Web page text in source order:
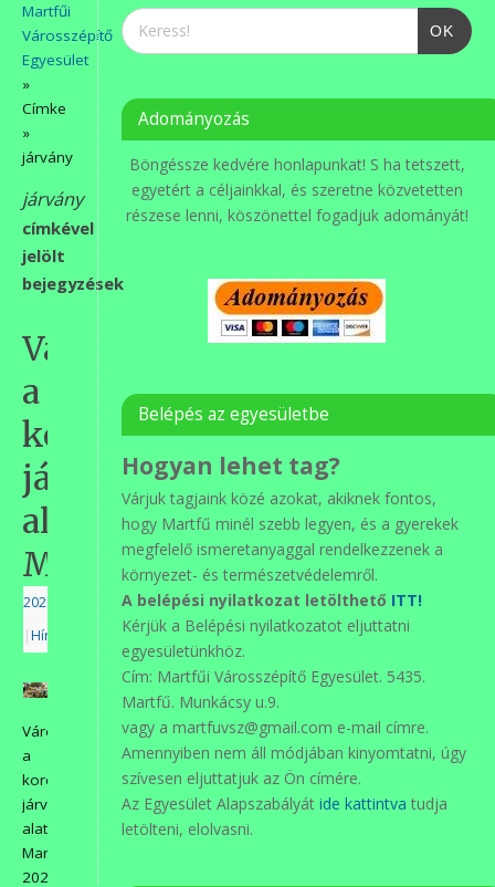
Martfűi
Városszépítő
Egyesület
»
Címke
»
járvány
járvány
címkével
jelölt
bejegyzések
Városszépítés
a
koronavírus
járvány
alatt
Martfűn
2020.05.09.
|Hírek
Városszépítés
a
koronavírus
járvány
alatt
Martfűn.
2020.
OK
Adományozás
Böngéssze kedvére honlapunkat! S ha tetszett,
egyetért a céljainkkal, és szeretne közvetetten
részese lenni, köszönettel fogadjuk adományát!
Belépés az egyesületbe
Hogyan lehet tag?
Várjuk tagjaink közé azokat, akiknek fontos,
hogy Martfű minél szebb legyen, és a gyerekek
megfelelő ismeretanyaggal rendelkezzenek a
környezet- és természetvédelemről.
A belépési nyilatkozat letölthető ITT!
Kérjük a Belépési nyilatkozatot eljuttatni
egyesületünkhöz.
Cím: Martfűi Városszépítő Egyesület. 5435.
Martfű. Munkácsy u.9.
vagy a martfuvsz@gmail.com e-mail címre.
Amennyiben nem áll módjában kinyomtatni, úgy
szívesen eljuttatjuk az Ön címére.
Az Egyesület Alapszabályát ide kattintva tudja
letölteni, elolvasni.